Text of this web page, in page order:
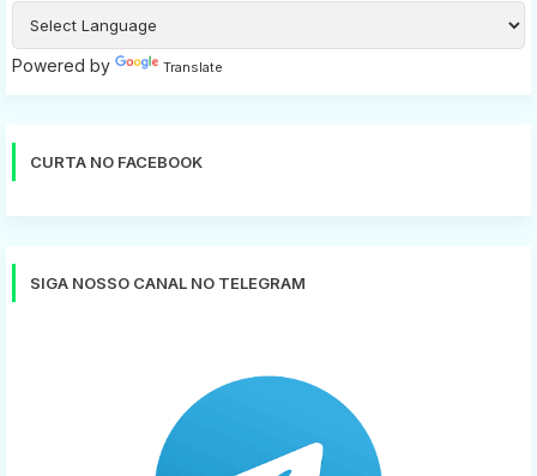
Powered by Translate
CURTA NO FACEBOOK
SIGA NOSSO CANAL NO TELEGRAM